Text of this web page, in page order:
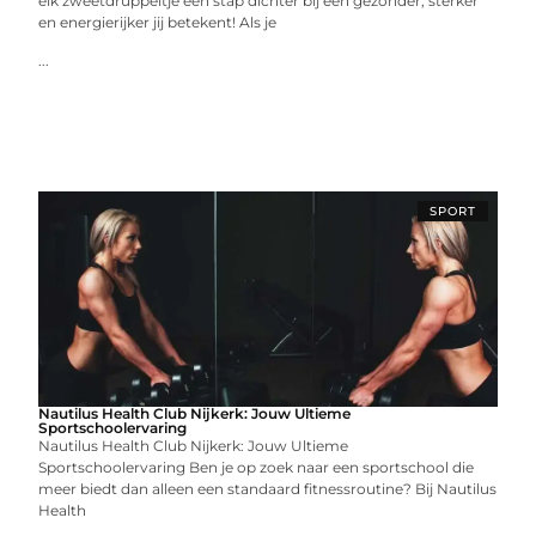
en energierijker jij betekent! Als je
...
SPORT
Nautilus Health Club Nijkerk: Jouw Ultieme
Sportschoolervaring
Nautilus Health Club Nijkerk: Jouw Ultieme
Sportschoolervaring Ben je op zoek naar een sportschool die
meer biedt dan alleen een standaard fitnessroutine? Bij Nautilus
Health